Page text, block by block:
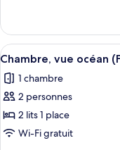
Chambre,
vue
océan
(Fuga)
le
type
de
Chambre,
vue
(Fuga)
Afficher
toutes
les
photos
pour
ce
4
Chambre, vue océan
1 chambre
2 personnes
2 lits 1 place
Wi-Fi gratuit